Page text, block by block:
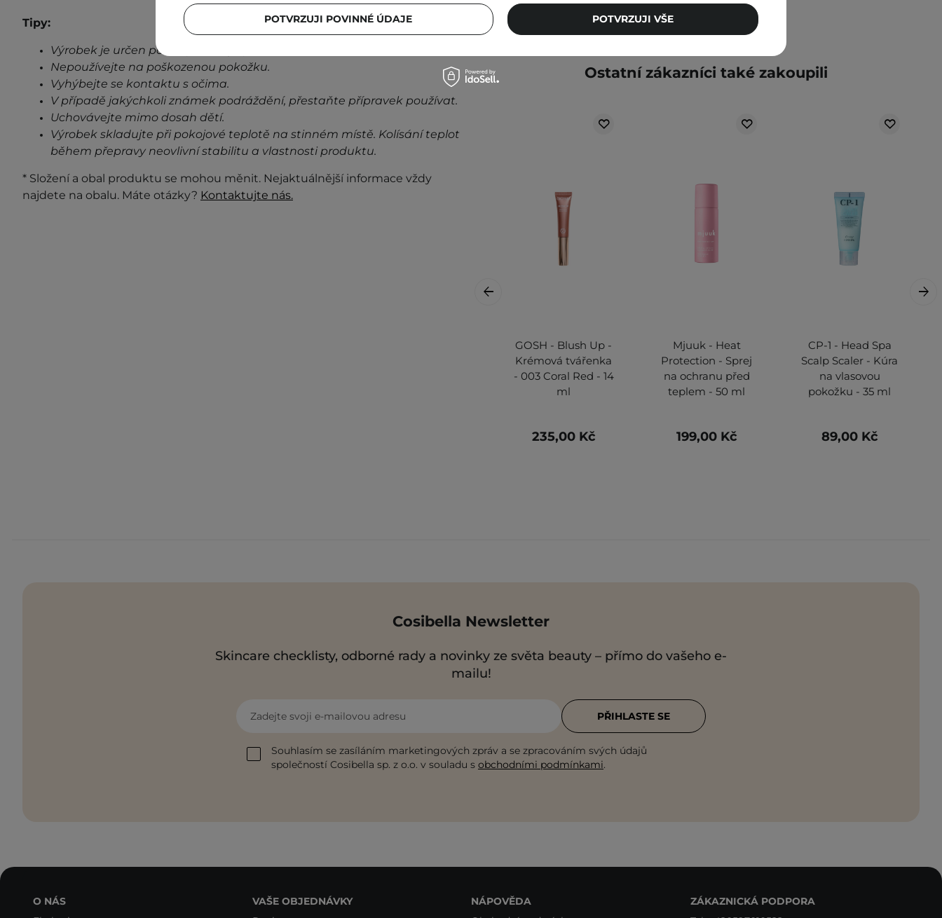
Tipy:
Výrobek je určen pouze pro vnější použití.
Nepoužívejte na poškozenou pokožku.
Vyhýbejte se kontaktu s očima.
V případě jakýchkoli známek podráždění, přestaňte přípravek používat.
Uchovávejte mimo dosah dětí.
Výrobek skladujte při pokojové teplotě na stinném místě. Kolísání teplot
během přepravy neovlivní stabilitu a vlastnosti produktu.
* Složení a obal produktu se mohou měnit. Nejaktuálnější informace vždy
najdete na obalu. Máte otázky? Kontaktujte nás.
Ostatní zákazníci také zakoupili
GOSH - Blush Up -
Krémová tvářenka
- 003 Coral Red - 14
ml
235,00 Kč
Mjuuk - Heat
Protection - Sprej
na ochranu před
teplem - 50 ml
199,00 Kč
CP-1 - Head Spa
Scalp Scaler - Kúra
na vlasovou
pokožku - 35 ml
89,00 Kč
Cosibella Newsletter
Skincare checklisty, odborné rady a novinky ze světa beauty – přímo do vašeho e-
mailu!
Zadejte svoji e-mailovou adresu
Souhlasím se zasíláním marketingových zpráv a se zpracováním svých údajů
společností Cosibella sp. z o.o. v souladu s obchodními podmínkami.
PŘIHLASTE SE
O NÁS
VAŠE OBJEDNÁVKY
NÁPOVĚDA
ZÁKAZNICKÁ PODPORA
POTVRZUJI POVINNÉ ÚDAJE POTVRZUJI VŠE